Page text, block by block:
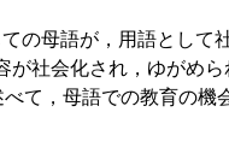
の母語が，用語として
社会化され，ゆがめら
て，母語での教育の機